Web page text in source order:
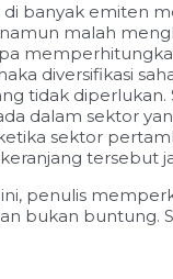
banyak emiten
malah
diversifikasi
tidak
dalam sektor
sektor
penulis
bukan buntung.